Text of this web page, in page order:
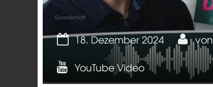
Gesellschaft
18. Dezember 2024 von
YouTube Video